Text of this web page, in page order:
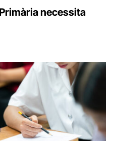
necessita